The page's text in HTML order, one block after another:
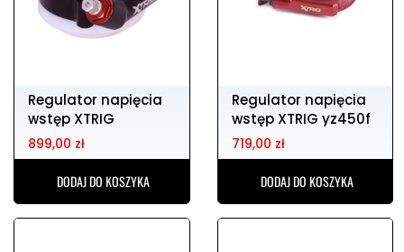
Regulator napięcia
wstęp XTRIG
KTM/HQV/GG 2023-
899,00 zł
DODAJ DO KOSZYKA
Regulator napięcia
wstęp XTRIG yz450f
14-17
719,00 zł
DODAJ DO KOSZYKA